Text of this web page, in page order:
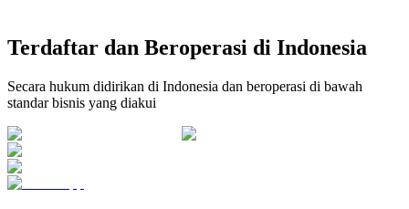
Terdaftar dan Beroperasi di Indonesia
Secara hukum didirikan di Indonesia dan beroperasi di bawah
standar bisnis yang diakui